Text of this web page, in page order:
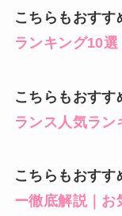
こちらもおすす
ランキング10
こちらもおすす
ランス人気ラ
こちらもおすす
ー徹底解説｜お